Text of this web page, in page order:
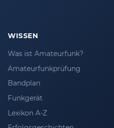
WISSEN
Was ist Amateurfunk?
Amateurfunkprüfung
Bandplan
Funkgerät
Lexikon A-Z